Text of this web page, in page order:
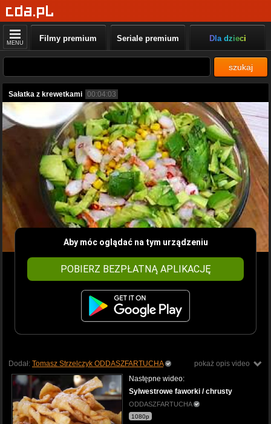
MENU Filmy premium Seriale premium Dla dzieci
szukaj
Sałatka z krewetkami 00:04:03
Aby móc oglądać na tym urządzeniu
POBIERZ BEZPŁATNĄ APLIKACJĘ
pokaż opis video
Dodał: Tomasz Strzelczyk ODDASZFARTUCHA
Następne wideo:
Sylwestrowe faworki / chrusty
ODDASZFARTUCHA
1080p